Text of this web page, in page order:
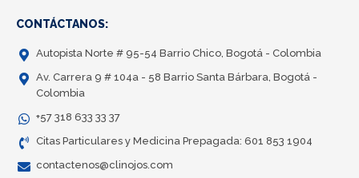
CONTÁCTANOS:
Autopista Norte # 95-54 Barrio Chico, Bogotá - Colombia
Av. Carrera 9 # 104a - 58 Barrio Santa Bárbara, Bogotá -
Colombia
+57 318 633 33 37
Citas Particulares y Medicina Prepagada: 601 853 1904
contactenos@clinojos.com